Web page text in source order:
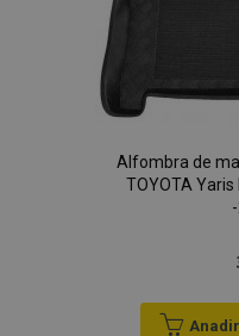
Alfombra de
TOYOTA